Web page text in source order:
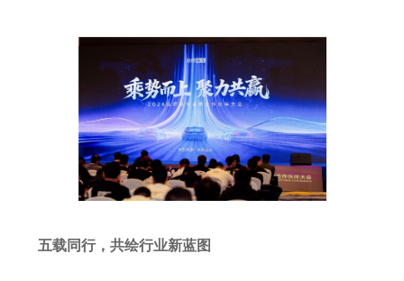
五载同行，共绘行业新蓝图